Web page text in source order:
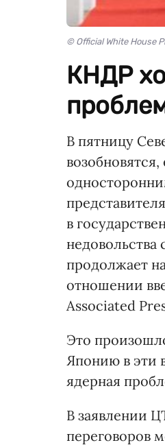
© Official White House
КНДР
В пятницу
в
продолжает
отношении
Associated
Это
Японию в эти
ядерная
В заявлении
переговоров